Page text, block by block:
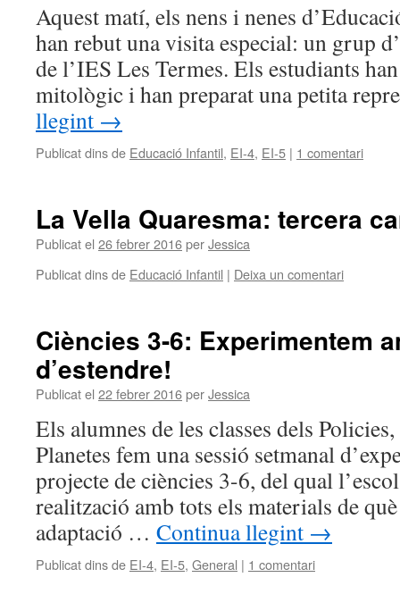
Aquest matí, els nens i nenes
han rebut una visita especial: un grup
de l’IES Les Termes. Els estudiants
mitològic i han preparat una petita
llegint →
Publicat dins de Educació Infantil, EI-4, EI-5 | 1 comentari
La Vella Quaresma: tercera
Publicat el 26 febrer 2016perJessica
Publicat dins de Educació Infantil | Deixa un comentari
Ciències 3-6: Experimentem
d’estendre!
Publicat el 22 febrer 2016perJessica
Els alumnes de les classes dels
Planetes fem una sessió setmanal
projecte de ciències 3-6, del qual
realització amb tots els materials de
adaptació … Continua llegint →
Publicat dins de EI-4, EI-5, General | 1 comentari